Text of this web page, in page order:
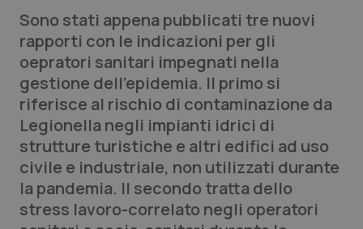
Lettere al direttore
Edizioni Regionali
QS Pro
Professionisti Sanitari.AI
Abruzzo
Basilicata
QS Pro Gold
Artrite & artrosi
QS Club Newsletter
Sono stati appena pubblicati tre nuovi
rapporti con le indicazioni per gli
oepratori sanitari impegnati nella
gestione dell'epidemia. Il primo si
riferisce al rischio di contaminazione da
Legionella negli impianti idrici di
strutture turistiche e altri edifici ad uso
civile e industriale, non utilizzati durante
la pandemia. Il secondo tratta dello
stress lavoro-correlato negli operatori